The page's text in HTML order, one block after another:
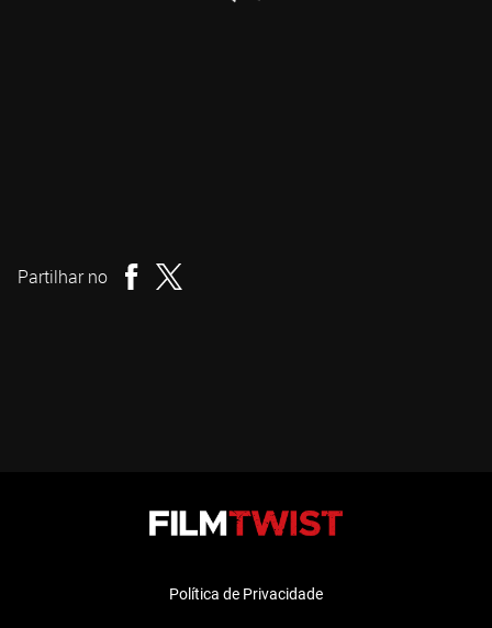
Partilhar no
Política de Privacidade